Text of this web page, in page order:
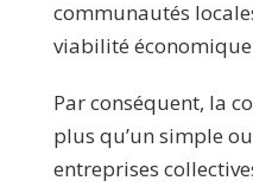
communautés
viabilité
Par conséquent, la
plus qu’un simple
entreprises